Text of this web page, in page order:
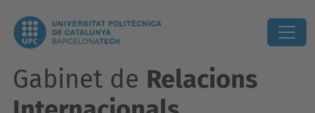
Gabinet de Relacions